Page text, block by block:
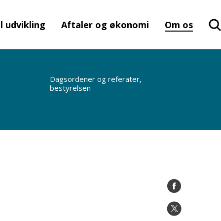
udvikling Aftaler og økonomi Om os
Dagsordener og referater,
bestyrelsen